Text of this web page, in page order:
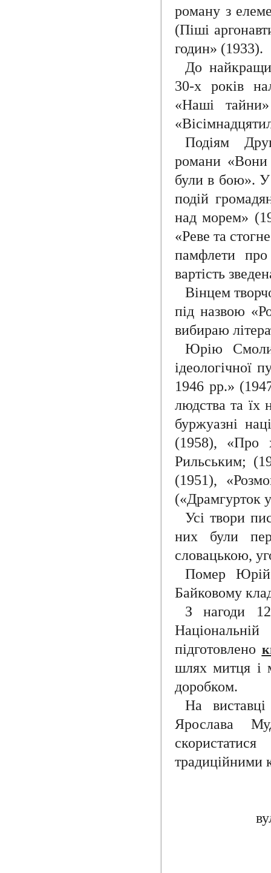
роману з
(Піші
годин» (1933).
До
30-х років
«Наші
Подіям
романи
були в бою». У
подій
над морем»
«Реве та
памфлети
вартість
Вінцем
під назвою
вибираю
Юрію
ідеологічної
1946 рр.»
людства та їх
буржуазні
(1958), «Про
Рильським;
(1951),
(«Драмгурток
Усі твори
них були
словацькою,
Помер
Байковому
З нагоди
підготовлено
шлях митця і
доробком.
На
Ярослава
традиційними